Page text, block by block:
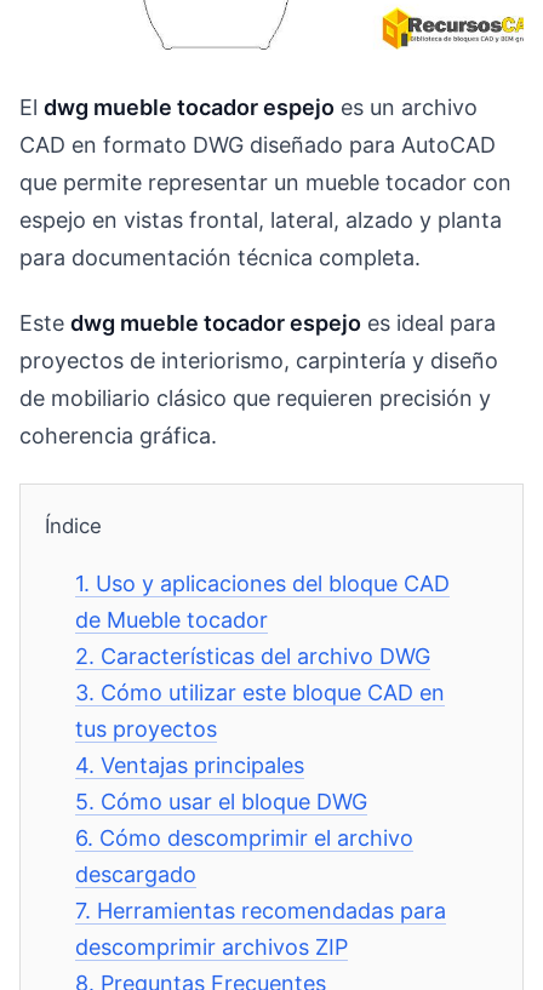
El dwg mueble tocador espejo es un archivo
CAD en formato DWG diseñado para AutoCAD
que permite representar un mueble tocador con
espejo en vistas frontal, lateral, alzado y planta
para documentación técnica completa.
Este dwg mueble tocador espejo es ideal para
proyectos de interiorismo, carpintería y diseño
de mobiliario clásico que requieren precisión y
coherencia gráfica.
Índice
1. Uso y aplicaciones del bloque CAD
de Mueble tocador
2. Características del archivo DWG
3. Cómo utilizar este bloque CAD en
tus proyectos
4.Ventajas principales
5. Cómo usar el bloque DWG
6. Cómo descomprimir el archivo
descargado
7. Herramientas recomendadas para
descomprimir archivos ZIP
8. Preguntas Frecuentes